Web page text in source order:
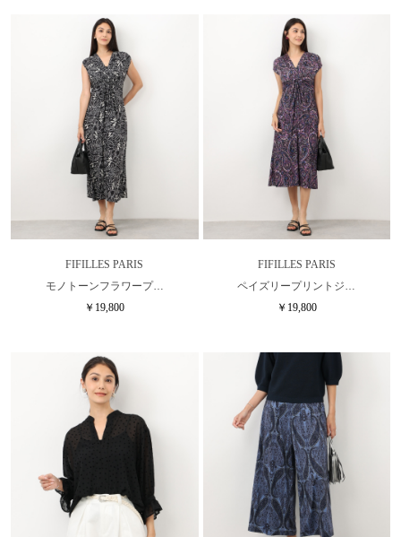
FIFILLES PARIS
モノトーンフラワープ…
￥19,800
FIFILLES PARIS
ペイズリープリントジ…
￥19,800